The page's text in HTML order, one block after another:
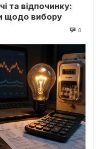
та відпочинку:
щодо вибору
0